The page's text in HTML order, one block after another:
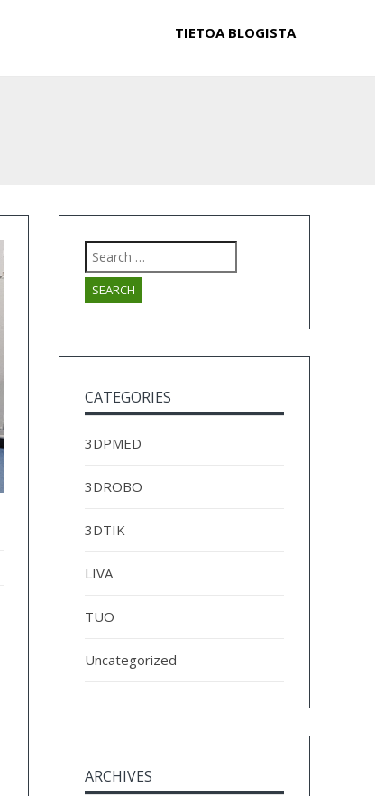
TIETOA BLOGISTA
Search
for:
CATEGORIES
3DPMED
3DROBO
3DTIK
LIVA
TUO
Uncategorized
ARCHIVES